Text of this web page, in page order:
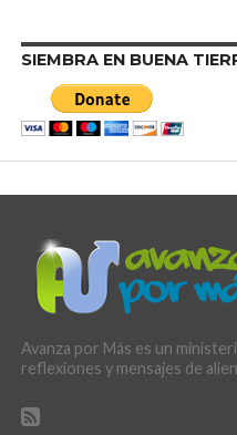
SIEMBRA EN BUENA
Avanza por Más es un
reflexiones y mensajes de